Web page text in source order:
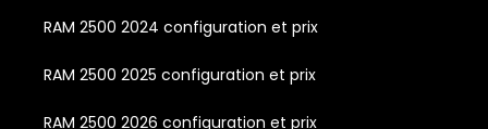
RAM 2500 2024 configuration et prix
RAM 2500 2025 configuration et prix
RAM 2500 2026 configuration et prix